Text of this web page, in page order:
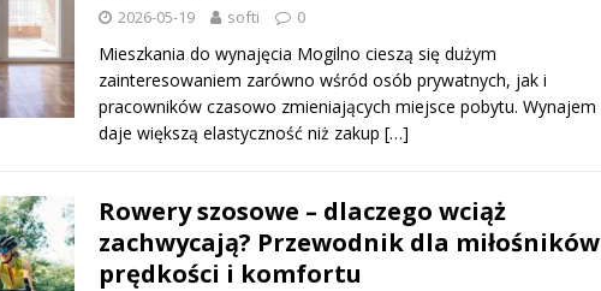
2026-05-19 softi 0
Mieszkania do wynajęcia Mogilno cieszą się dużym
zainteresowaniem zarówno wśród osób prywatnych, jak i
pracowników czasowo zmieniających miejsce pobytu. Wynajem
daje większą elastyczność niż zakup […]
Rowery szosowe – dlaczego wciąż
zachwycają? Przewodnik dla miłośników
prędkości i komfortu